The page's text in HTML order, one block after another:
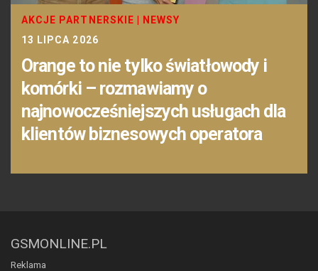
AKCJE PARTNERSKIE
NEWSY
13 LIPCA 2026
Orange to nie tylko światłowody i
komórki – rozmawiamy o
najnowocześniejszych usługach dla
klientów biznesowych operatora
GSMONLINE.PL
Reklama